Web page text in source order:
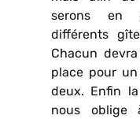
serons en
différents
Chacun
place pour
deux. Enfin
nous oblige